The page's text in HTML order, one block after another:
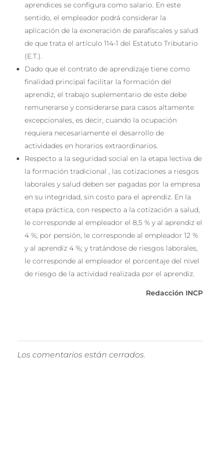
aprendices se configura como salario. En este
sentido, el empleador podrá considerar la
aplicación de la exoneración de parafiscales y salud
de que trata el artículo 114-1 del Estatuto Tributario
(E.T.).
Dado que el contrato de aprendizaje tiene como
finalidad principal facilitar la formación del
aprendiz, el trabajo suplementario de este debe
remunerarse y considerarse para casos altamente
excepcionales, es decir, cuando la ocupación
requiera necesariamente el desarrollo de
actividades en horarios extraordinarios.
Respecto a la seguridad social en la etapa lectiva de
la formación tradicional , las cotizaciones a riesgos
laborales y salud deben ser pagadas por la empresa
en su integridad, sin costo para el aprendiz. En la
etapa práctica, con respecto a la cotización a salud,
le corresponde al empleador el 8,5 % y al aprendiz el
4 %; por pensión, le corresponde al empleador 12 %
y al aprendiz 4 %; y tratándose de riesgos laborales,
le corresponde al empleador el porcentaje del nivel
de riesgo de la actividad realizada por el aprendiz.
Redacción INCP
Los comentarios están cerrados.